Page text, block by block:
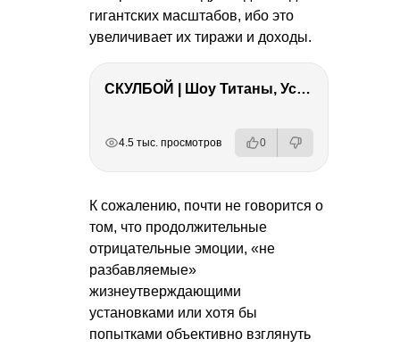
гигантских масштабов, ибо это
увеличивает их тиражи и доходы.
СКУЛБОЙ | Шоу Титаны, Усейн Болт, Ларрат, Зашквар!
4.5 тыс. просмотров 0
К сожалению, почти не говорится о
том, что продолжительные
отрицательные эмоции, «не
разбавляемые»
жизнеутверждающими
установками или хотя бы
попытками объективно взглянуть